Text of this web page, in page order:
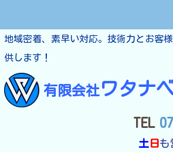
地域密着、素早い対応。技術力とお客
供します！
有限会社ワタナ
TEL
土日も